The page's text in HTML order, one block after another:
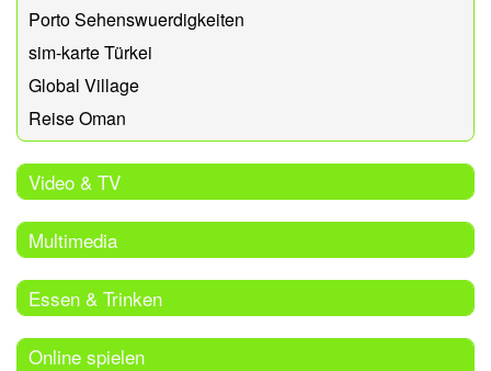
Porto Sehenswuerdigkeiten
sim-karte Türkei
Global Village
Reise Oman
Video & TV
Multimedia
Essen & Trinken
Online spielen